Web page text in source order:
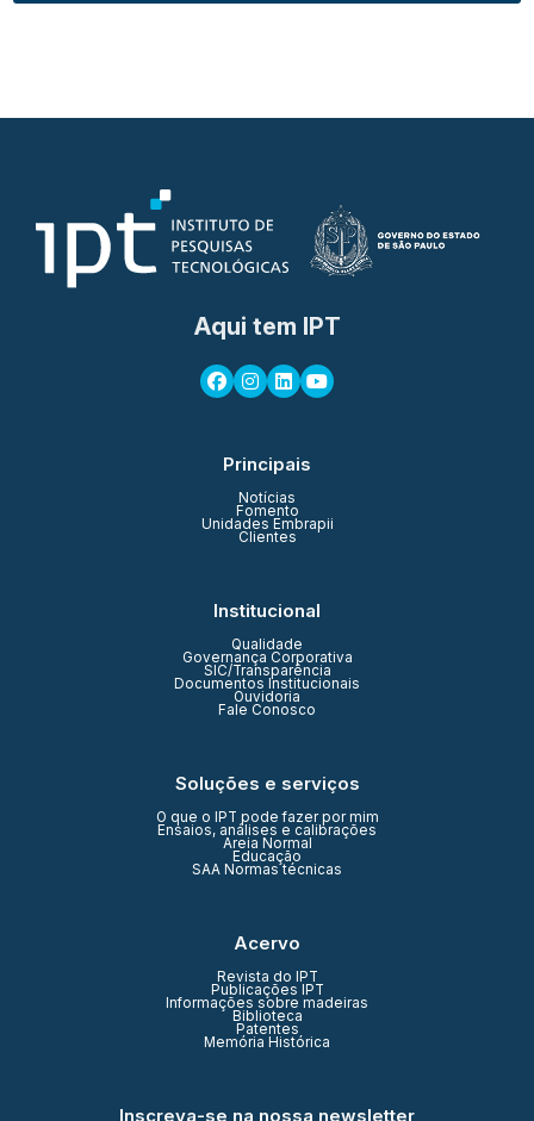
Aqui tem IPT
Principais
Notícias
Fomento
Unidades Embrapii
Clientes
Institucional
Qualidade
Governança Corporativa
SIC/Transparência
Documentos Institucionais
Ouvidoria
Fale Conosco
Soluções e serviços
O que o IPT pode fazer por mim
Ensaios, análises e calibrações
Areia Normal
Educação
SAA Normas técnicas
Acervo
Revista do IPT
Publicações IPT
Informações sobre madeiras
Biblioteca
Patentes
Memória Histórica
Inscreva-se na nossa newsletter